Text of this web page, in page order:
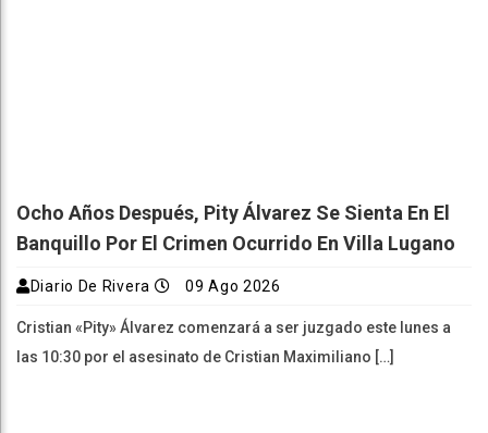
Ocho Años Después, Pity Álvarez Se Sienta En El
Banquillo Por El Crimen Ocurrido En Villa Lugano
Diario De Rivera 09 Ago 2026
Cristian «Pity» Álvarez comenzará a ser juzgado este lunes a
las 10:30 por el asesinato de Cristian Maximiliano […]